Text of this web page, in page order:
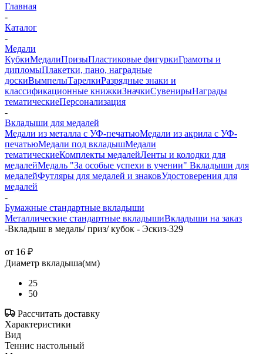
Главная
-
Каталог
-
Медали
КубкиМедалиПризыПластиковые фигуркиГрамоты и
дипломыПлакетки, пано, наградные
доскиВымпелыТарелкиРазрядные знаки и
классификационные книжкиЗначкиСувенирыНаграды
тематическиеПерсонализация
-
Вкладыши для медалей
Медали из металла с УФ-печатьюМедали из акрила с УФ-
печатьюМедали под вкладышМедали
тематическиеКомплекты медалейЛенты и колодки для
медалейМедаль "За особые успехи в учении" Вкладыши для
медалейФутляры для медалей и знаковУдостоверения для
медалей
-
Бумажные стандартные вкладыши
Металлические стандартные вкладышиВкладыши на заказ
-Вкладыш в медаль/ приз/ кубок - Эскиз-329
от 16 ₽
Диаметр вкладыша(мм)
25
50
Рассчитать доставку
Характеристики
Вид
Теннис настольный